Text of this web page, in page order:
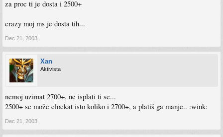
za proc ti je dosta i 2500+
crazy moj ms je dosta tih...
Dec 21, 2003
Xan
Aktivista
nemoj uzimat 2700+, ne isplati ti se...
2500+ se može clockat isto koliko i 2700+, a platiš ga manje.. :wink:
Dec 21, 2003